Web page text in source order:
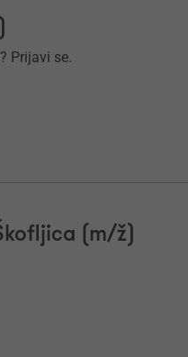
Prijavi se.
(m/ž)